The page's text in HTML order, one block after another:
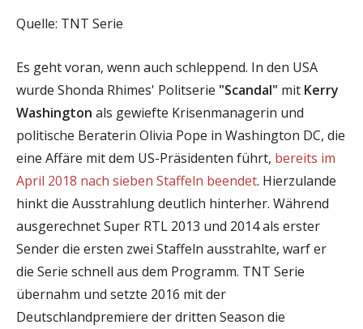
Quelle: TNT Serie
Es geht voran, wenn auch schleppend. In den USA
wurde Shonda Rhimes' Politserie "Scandal" mit Kerry
Washington als gewiefte Krisenmanagerin und
politische Beraterin Olivia Pope in Washington DC, die
eine Affäre mit dem US-Präsidenten führt, bereits im
April 2018 nach sieben Staffeln beendet. Hierzulande
hinkt die Ausstrahlung deutlich hinterher. Während
ausgerechnet Super RTL 2013 und 2014 als erster
Sender die ersten zwei Staffeln ausstrahlte, warf er
die Serie schnell aus dem Programm. TNT Serie
übernahm und setzte 2016 mit der
Deutschlandpremiere der dritten Season die